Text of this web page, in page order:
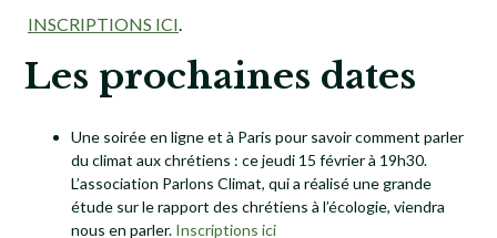
INSCRIPTIONS ICI
Les prochaines dates
Une soirée en ligne et à Paris pour savoir comment parler
du climat aux chrétiens : ce jeudi 15 février à 19h30.
L’association Parlons Climat, qui a réalisé une grande
étude sur le rapport des chrétiens à l’écologie, viendra
nous en parler. Inscriptions ici